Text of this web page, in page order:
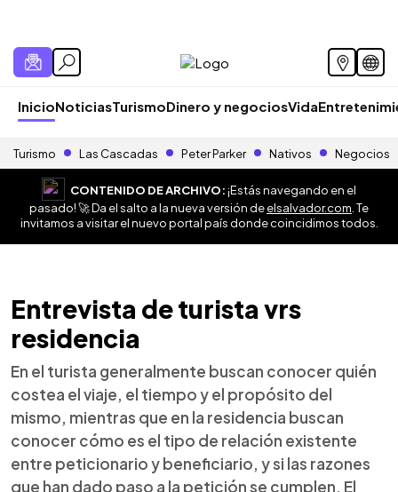
InicioNoticiasTurismoDinero y negociosVida
Turismo Las Cascadas Peter Parker Nativos Negocios
CONTENIDO DE ARCHIVO:¡Estás navegando en el
pasado! 🚀 Da el salto a la nueva versión deelsalvador.com . Te
invitamos a visitar el nuevo portal país donde coincidimos todos.
Entrevista de turista vrs
residencia
En el turista generalmente buscan conocer quién
costea el viaje, el tiempo y el propósito del
mismo, mientras que en la residencia buscan
conocer cómo es el tipo de relación existente
entre peticionario y beneficiario, y si las razones
que han dado paso a la petición se cumplen. El